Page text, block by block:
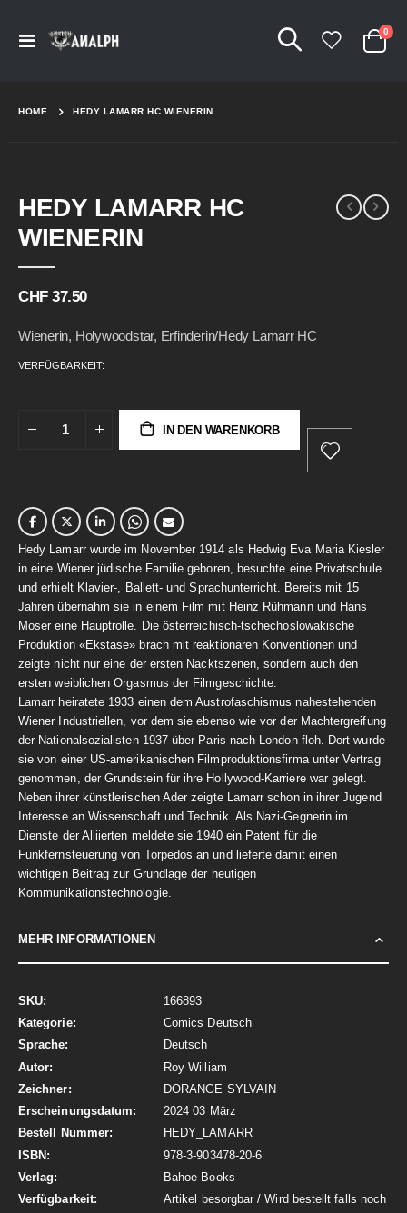
Navigation
Cart
0
HOME HEDY LAMARR HC WIENERIN
HEDY LAMARR HC
WIENERIN
CHF 37.50
Wienerin, Holywoodstar, Erfinderin/Hedy Lamarr HC
VERFÜGBARKEIT:
IN DEN WARENKORB
Hedy Lamarr wurde im November 1914 als Hedwig Eva Maria Kiesler
in eine Wiener jüdische Familie geboren, besuchte eine Privatschule
und erhielt Klavier-, Ballett- und Sprachunterricht. Bereits mit 15
Jahren übernahm sie in einem Film mit Heinz Rühmann und Hans
Moser eine Hauptrolle. Die österreichisch-tschechoslowakische
Produktion «Ekstase» brach mit reaktionären Konventionen und
zeigte nicht nur eine der ersten Nacktszenen, sondern auch den
ersten weiblichen Orgasmus der Filmgeschichte.
Lamarr heiratete 1933 einen dem Austrofaschismus nahestehenden
Wiener Industriellen, vor dem sie ebenso wie vor der Machtergreifung
der Nationalsozialisten 1937 über Paris nach London floh. Dort wurde
sie von einer US-amerikanischen Filmproduktionsfirma unter Vertrag
genommen, der Grundstein für ihre Hollywood-Karriere war gelegt.
Neben ihrer künstlerischen Ader zeigte Lamarr schon in ihrer Jugend
Interesse an Wissenschaft und Technik. Als Nazi-Gegnerin im
Dienste der Alliierten meldete sie 1940 ein Patent für die
Funkfernsteuerung von Torpedos an und lieferte damit einen
wichtigen Beitrag zur Grundlage der heutigen
Kommunikationstechnologie.
MEHR INFORMATIONEN
Mehr
Informationen
166893
Comics Deutsch
Deutsch
Roy William
DORANGE SYLVAIN
2024 03 März
HEDY_LAMARR
978-3-903478-20-6
Bahoe Books
Artikel besorgbar / Wird bestellt falls noch
to
the
end
images
to
the
beginning
images